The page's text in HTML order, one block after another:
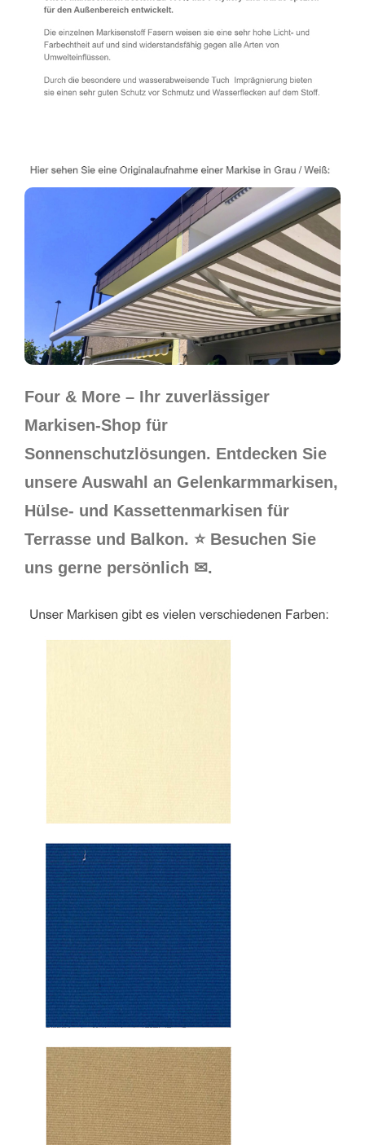
Four & More – Ihr zuverlässiger
Markisen-Shop für
Sonnenschutzlösungen. Entdecken Sie
unsere Auswahl an Gelenkarmmarkisen,
Hülse- und Kassettenmarkisen für
Terrasse und Balkon. ⭐ Besuchen Sie
uns gerne persönlich ✉.